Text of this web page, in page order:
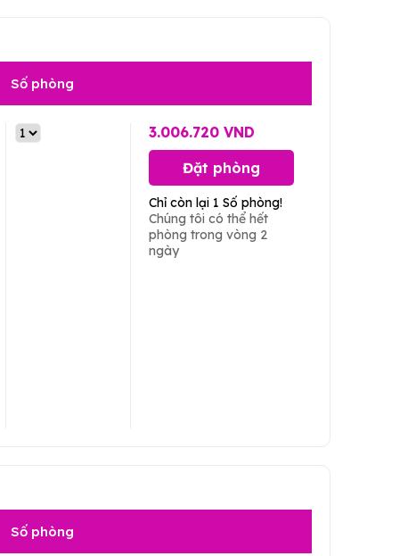
Số phòng
3.006.720 VND
Đặt phòng
Chỉ còn lại 1 Số phòng!
Chúng tôi có thể hết
phòng trong vòng 2
ngày
Số phòng